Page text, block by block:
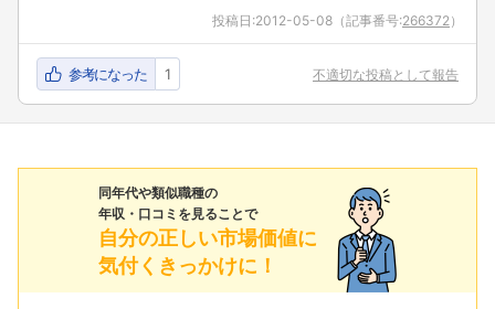
投稿日:2012-05-08 （記事番号:266372 ）
参考になった 1 不適切な投稿として報告
同年代や類似職種の
年収・口コミを見ることで
自分の正しい市場価値に
気付くきっかけに！